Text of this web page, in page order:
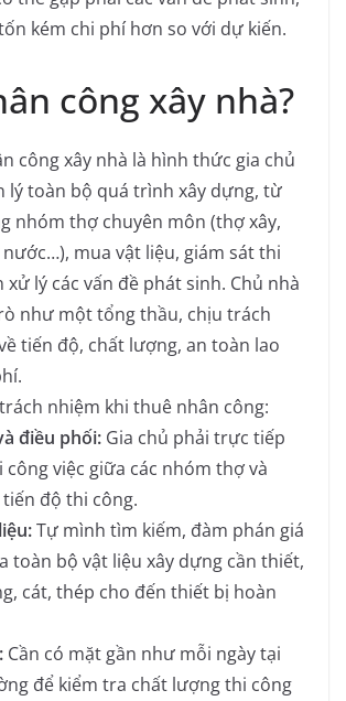
kém chi phí hơn so với dự kiến.
công xây nhà?
công xây nhà là hình thức gia chủ
lý toàn bộ quá trình xây dựng, từ
nhóm thợ chuyên môn (thợ xây,
mua vật liệu, giám sát thi
xử lý các vấn đề phát sinh. Chủ nhà
như một tổng thầu, chịu trách
tiến độ, chất lượng, an toàn lao
nhiệm khi thuê nhân công:
điều phối: Gia chủ phải trực tiếp
công việc giữa các nhóm thợ và
độ thi công.
Tự mình tìm kiếm, đàm phán giá
toàn bộ vật liệu xây dựng cần thiết,
cát, thép cho đến thiết bị hoàn
Cần có mặt gần như mỗi ngày tại
để kiểm tra chất lượng thi công